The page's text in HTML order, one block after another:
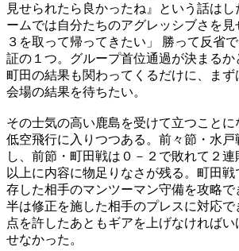
見せられたら良かったね』という話は
ームでは自分たちのアグレッシブさを
３を取って帰ってきたい」 勝って反省
証の１つ。グループ首位通過が決まるか
町田の結果も関わってくるだけに、ま
会場の結果を待ちたい。
その士気の高い鹿島を受けて立つこと
低空飛行に入りつつある。前々節・水
し、前節・町田戦は０－２で敗れて２
以上に内容に物足りなさが残る。町田
存した相手のマンツーマン守備を攻略
半は修正を施した相手のプレスに対応で
点を許したあともギアを上げなければ
せなかった。